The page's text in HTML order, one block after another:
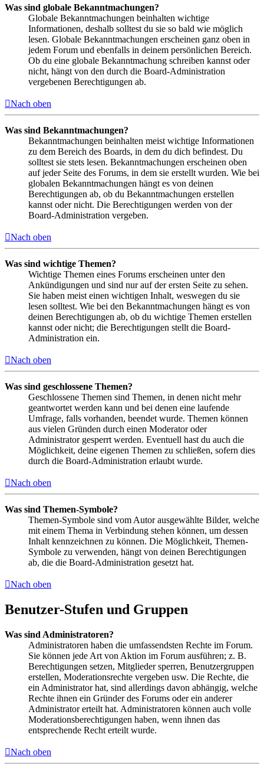
Was sind globale Bekanntmachungen?
Globale Bekanntmachungen beinhalten wichtige
Informationen, deshalb solltest du sie so bald wie möglich
lesen. Globale Bekanntmachungen erscheinen ganz oben in
jedem Forum und ebenfalls in deinem persönlichen Bereich.
Ob du eine globale Bekanntmachung schreiben kannst oder
nicht, hängt von den durch die Board-Administration
vergebenen Berechtigungen ab.
Nach oben
Was sind Bekanntmachungen?
Bekanntmachungen beinhalten meist wichtige Informationen
zu dem Bereich des Boards, in dem du dich befindest. Du
solltest sie stets lesen. Bekanntmachungen erscheinen oben
auf jeder Seite des Forums, in dem sie erstellt wurden. Wie bei
globalen Bekanntmachungen hängt es von deinen
Berechtigungen ab, ob du Bekanntmachungen erstellen
kannst oder nicht. Die Berechtigungen werden von der
Board-Administration vergeben.
Nach oben
Was sind wichtige Themen?
Wichtige Themen eines Forums erscheinen unter den
Ankündigungen und sind nur auf der ersten Seite zu sehen.
Sie haben meist einen wichtigen Inhalt, weswegen du sie
lesen solltest. Wie bei den Bekanntmachungen hängt es von
deinen Berechtigungen ab, ob du wichtige Themen erstellen
kannst oder nicht; die Berechtigungen stellt die Board-
Administration ein.
Nach oben
Was sind geschlossene Themen?
Geschlossene Themen sind Themen, in denen nicht mehr
geantwortet werden kann und bei denen eine laufende
Umfrage, falls vorhanden, beendet wurde. Themen können
aus vielen Gründen durch einen Moderator oder
Administrator gesperrt werden. Eventuell hast du auch die
Möglichkeit, deine eigenen Themen zu schließen, sofern dies
durch die Board-Administration erlaubt wurde.
Nach oben
Was sind Themen-Symbole?
Themen-Symbole sind vom Autor ausgewählte Bilder, welche
mit einem Thema in Verbindung stehen können, um dessen
Inhalt kennzeichnen zu können. Die Möglichkeit, Themen-
Symbole zu verwenden, hängt von deinen Berechtigungen
ab, die die Board-Administration gesetzt hat.
Nach oben
Benutzer-Stufen und Gruppen
Was sind Administratoren?
Administratoren haben die umfassendsten Rechte im Forum.
Sie können jede Art von Aktion im Forum ausführen; z. B.
Berechtigungen setzen, Mitglieder sperren, Benutzergruppen
erstellen, Moderationsrechte vergeben usw. Die Rechte, die
ein Administrator hat, sind allerdings davon abhängig, welche
Rechte ihnen ein Gründer des Forums oder ein anderer
Administrator erteilt hat. Administratoren können auch volle
Moderationsberechtigungen haben, wenn ihnen das
entsprechende Recht erteilt wurde.
Nach oben